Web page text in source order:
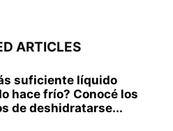
ARTICLES
suficiente líquido
hace frío? Conocé los
de deshidratarse...